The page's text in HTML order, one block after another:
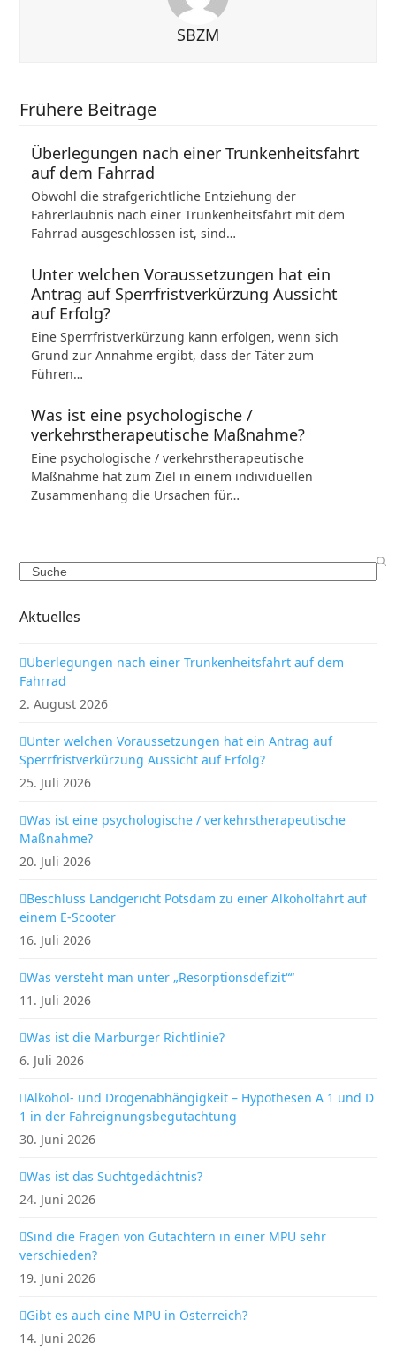
SBZM
Frühere Beiträge
Überlegungen nach einer Trunkenheitsfahrt
auf dem Fahrrad
Obwohl die strafgerichtliche Entziehung der
Fahrerlaubnis nach einer Trunkenheitsfahrt mit dem
Fahrrad ausgeschlossen ist, sind…
Unter welchen Voraussetzungen hat ein
Antrag auf Sperrfristverkürzung Aussicht
auf Erfolg?
Eine Sperrfristverkürzung kann erfolgen, wenn sich
Grund zur Annahme ergibt, dass der Täter zum
Führen…
Was ist eine psychologische /
verkehrstherapeutische Maßnahme?
Eine psychologische / verkehrstherapeutische
Maßnahme hat zum Ziel in einem individuellen
Zusammenhang die Ursachen für…
Search
Aktuelles
Überlegungen nach einer Trunkenheitsfahrt auf dem
Fahrrad
2. August 2026
Unter welchen Voraussetzungen hat ein Antrag auf
Sperrfristverkürzung Aussicht auf Erfolg?
25. Juli 2026
Was ist eine psychologische / verkehrstherapeutische
Maßnahme?
20. Juli 2026
Beschluss Landgericht Potsdam zu einer Alkoholfahrt auf
einem E-Scooter
16. Juli 2026
Was versteht man unter „Resorptionsdefizit““
11. Juli 2026
Was ist die Marburger Richtlinie?
6. Juli 2026
Alkohol- und Drogenabhängigkeit – Hypothesen A 1 und D
1 in der Fahreignungsbegutachtung
30. Juni 2026
Was ist das Suchtgedächtnis?
24. Juni 2026
Sind die Fragen von Gutachtern in einer MPU sehr
verschieden?
19. Juni 2026
Gibt es auch eine MPU in Österreich?
14. Juni 2026